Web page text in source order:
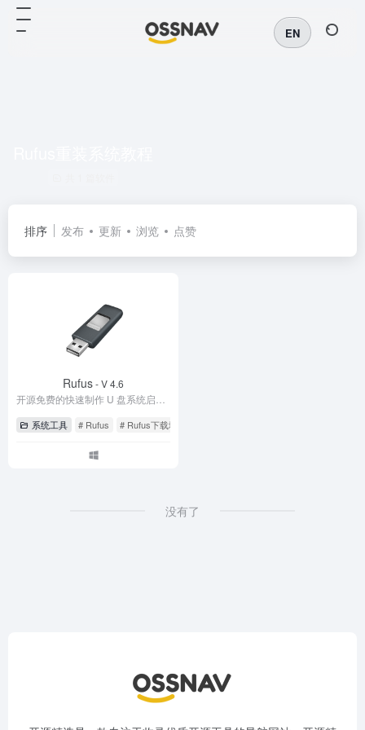
EN
排序 发布 更新 浏览 点赞
Rufus- V 4.6
系统工具 # Rufus # Rufus下载地址
没有了